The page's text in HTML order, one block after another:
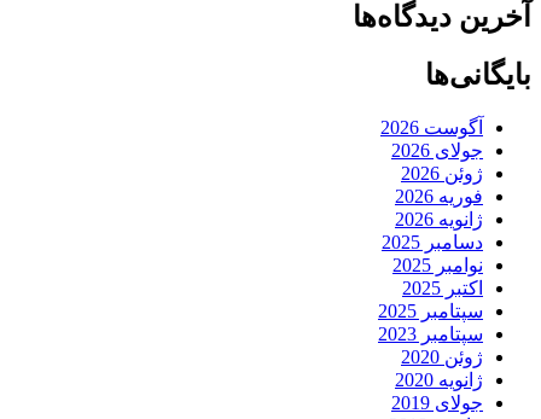
آخرین دیدگاه‌ها
بایگانی‌ها
آگوست 2026
جولای 2026
ژوئن 2026
فوریه 2026
ژانویه 2026
دسامبر 2025
نوامبر 2025
اکتبر 2025
سپتامبر 2025
سپتامبر 2023
ژوئن 2020
ژانویه 2020
جولای 2019